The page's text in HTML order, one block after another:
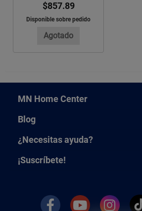
$857.89
Disponible sobre pedido
Agotado
MN Home Center
Blog
¿Necesitas ayuda?
¡Suscríbete!